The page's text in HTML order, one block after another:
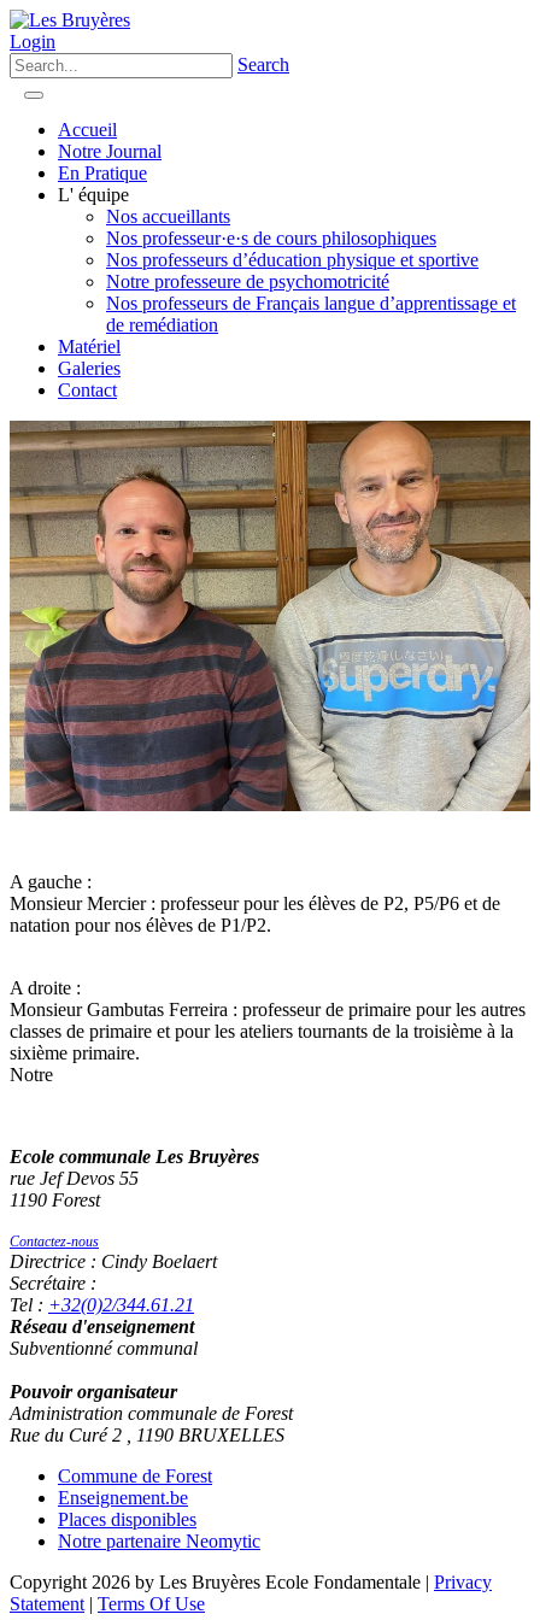
Login
Search
Accueil
Notre Journal
En Pratique
L' équipe
Nos accueillants
Nos professeur·e·s de cours philosophiques
Nos professeurs d’éducation physique et sportive
Notre professeure de psychomotricité
Nos professeurs de Français langue d’apprentissage et
de remédiation
Matériel
Galeries
Contact
A gauche :
Monsieur Mercier : professeur pour les élèves de P2, P5/P6 et de
natation pour nos élèves de P1/P2.
A droite :
Monsieur Gambutas Ferreira : professeur de primaire pour les autres
classes de primaire et pour les ateliers tournants de la troisième à la
sixième primaire.
Notre
Ecole communale Les Bruyères
rue Jef Devos 55
1190 Forest
Contactez-nous
Directrice : Cindy Boelaert
Secrétaire :
Tel : +32(0)2/344.61.21
Réseau d'enseignement
Subventionné communal
Pouvoir organisateur
Administration communale de Forest
Rue du Curé 2 , 1190 BRUXELLES
Commune de Forest
Enseignement.be
Places disponibles
Notre partenaire Neomytic
Copyright 2026 by Les Bruyères Ecole Fondamentale | Privacy
Statement | Terms Of Use